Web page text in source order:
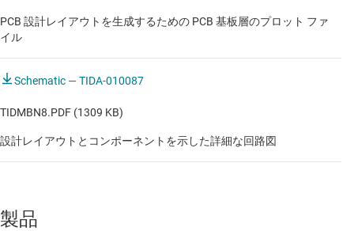
PCB 設計レイアウトを生成するための PCB 基板層のプロット ファ
イル
Schematic — TIDA-010087
TIDMBN8.PDF (1309 KB)
設計レイアウトとコンポーネントを示した詳細な回路図
製品